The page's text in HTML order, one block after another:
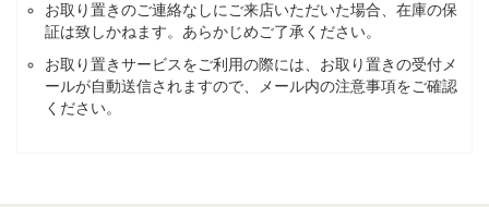
お取り置きのご連絡なしにご来店いただいた場合、在庫の保
証は致しかねます。あらかじめご了承ください。
お取り置きサービスをご利用の際には、お取り置きの受付メ
ールが自動送信されますので、メール内の注意事項をご確認
ください。